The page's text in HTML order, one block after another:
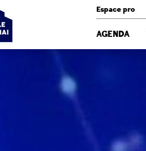
Espace pro
AGENDA
cookies